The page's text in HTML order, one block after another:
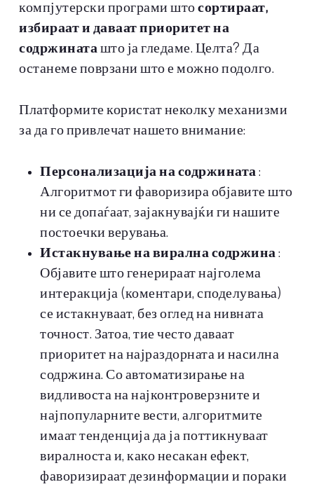
компјутерски програми штосортираат,
избираат и даваат приоритет на
содржината што ја гледаме. Целта? Да
останеме поврзани што е можно подолго.
Платформите користат неколку механизми
за да го привлечат нашето внимание:
Персонализација на содржината :
Алгоритмот ги фаворизира објавите што
ни се допаѓаат, зајакнувајќи ги нашите
постоечки верувања.
Истакнување на вирална содржина :
Објавите што генерираат најголема
интеракција (коментари, споделувања)
се истакнуваат, без оглед на нивната
точност. Затоа, тие често даваат
приоритет на најраздорната и насилна
содржина. Со автоматизирање на
видливоста на најконтроверзните и
најпопуларните вести, алгоритмите
имаат тенденција да ја поттикнуваат
виралноста и, како несакан ефект,
фаворизираат дезинформации и пораки